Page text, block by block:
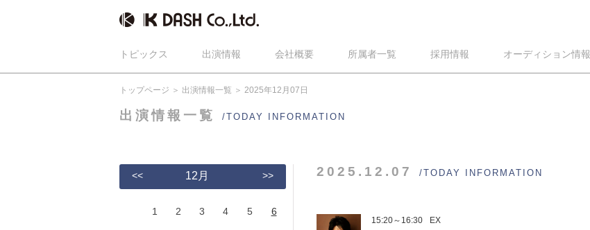
トピックス 出演情報 会社概要 所属者一覧 採用情報 オーディション情報
トップページ 出演情報一覧 2025年12月07日
出演情報一覧 /TODAY INFORMATION
2025.12.07 /TODAY INFORMATION
15:20～16:30 EX
<< 12月 >>
1 2 3 4 5 6